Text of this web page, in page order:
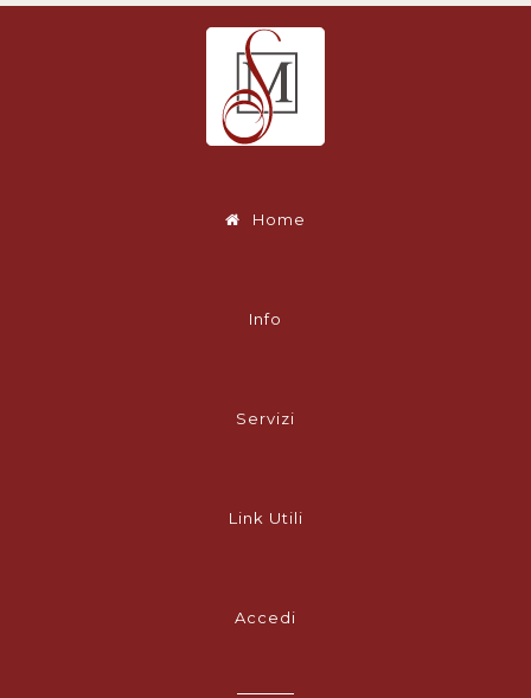
Home
Info
Servizi
Link Utili
Accedi